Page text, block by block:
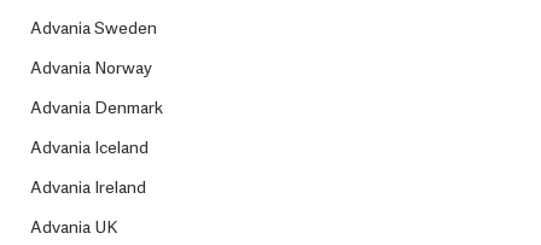
Advania Sweden
Advania Norway
Advania Denmark
Advania Iceland
Advania Ireland
Advania UK